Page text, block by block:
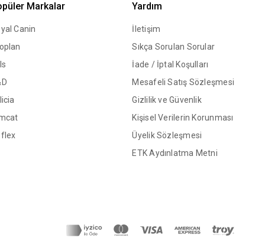
Markalar
Canin
Yardım
İletişim
Sıkça Sorulan Sorular
İade / İptal Koşulları
Mesafeli Satış Sözleşmesi
Gizlilik ve Güvenlik
Kişisel Verilerin Korunması
Üyelik Sözleşmesi
ETK Aydınlatma Metni